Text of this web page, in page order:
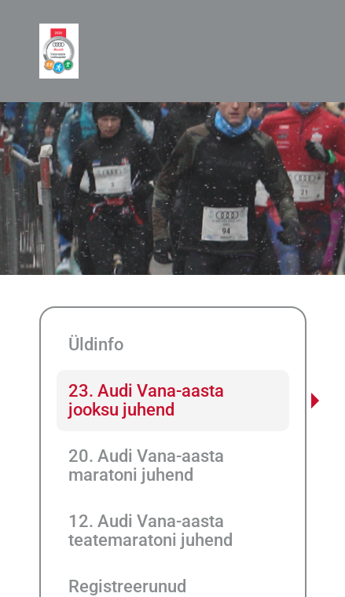
Üldinfo
23. Audi Vana-aasta
jooksu juhend
20. Audi Vana-aasta
maratoni juhend
12. Audi Vana-aasta
teatemaratoni juhend
Registreerunud